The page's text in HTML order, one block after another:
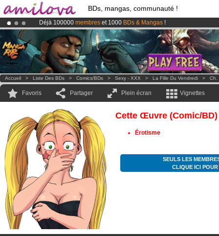
BDs, mangas, communauté !
Déjà 100000 membres et 1000 BDs & Mangas !
LeKickstarter Amilova est désormais lancé!.
Abonnement premium: à partir de
3.95 eurospar mois !Clique ici
Accueil > Liste Des BDs > Comics/BDs > Sexy - XXX > La Fille Du Vendredi > Ch.
Favoris Partager Plein écran Vignettes
Cette Œuvre (comic/
Érotisme
SEULS LES
CLIQUE ICI